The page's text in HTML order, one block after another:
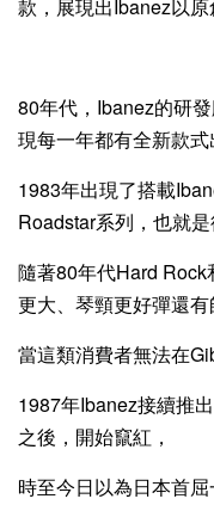
款，展現出Ibanez以原
80年代，Ibanez的研
現每一年都有全新款式
1983年出現了搭載
Roadstar系列，也就是
隨著80年代Hard
更大、琴頸更好彈還有
當這類消費者無法在
1987年Ibanez接續推
之後，開始竄紅，
時至今日以為日本首屈